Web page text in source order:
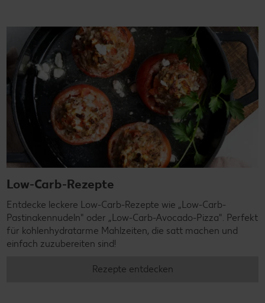
Low-Carb-Rezepte
Entdecke leckere Low-Carb-Rezepte wie „Low-Carb-
Pastinakennudeln" oder „Low-Carb-Avocado-Pizza". Perfekt
für kohlenhydratarme Mahlzeiten, die satt machen und
einfach zuzubereiten sind!
Rezepte entdecken